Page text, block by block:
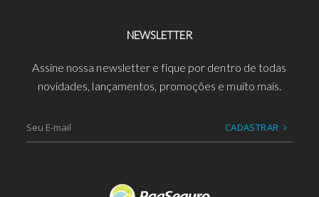
NEWSLETTER
Assine nossa newsletter e fique por dentro de todas
novidades, lançamentos, promoções e muito mais.
CADASTRAR